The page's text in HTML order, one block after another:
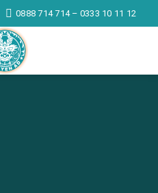
0888 714 714 – 0333 10 11 12